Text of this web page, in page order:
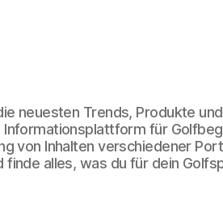
neuesten Trends, Produkte
für
von Inhalten verschiedener
alles, was du für dein